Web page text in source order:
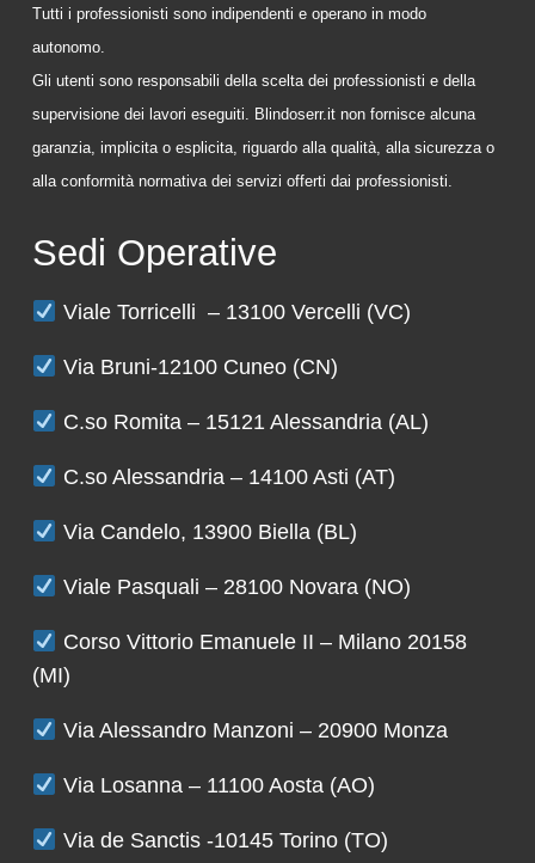
Tutti i professionisti sono indipendenti e operano in modo
autonomo.
Gli utenti sono responsabili della scelta dei professionisti e della
supervisione dei lavori eseguiti. Blindoserr.it non fornisce alcuna
garanzia, implicita o esplicita, riguardo alla qualità, alla sicurezza o
alla conformità normativa dei servizi offerti dai professionisti.
Sedi Operative
Viale Torricelli – 13100 Vercelli (VC)
Via Bruni-12100 Cuneo (CN)
C.so Romita – 15121 Alessandria (AL)
C.so Alessandria – 14100 Asti (AT)
Via Candelo, 13900 Biella (BL)
Viale Pasquali – 28100 Novara (NO)
Corso Vittorio Emanuele II – Milano 20158
(MI)
Via Alessandro Manzoni – 20900 Monza
Via Losanna – 11100 Aosta (AO)
Via de Sanctis -10145 Torino (TO)